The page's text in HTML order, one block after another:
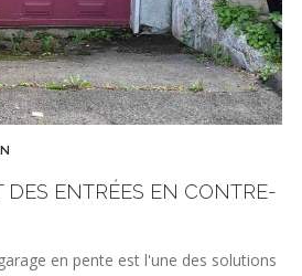
ENTRÉES EN CONTRE-
en pente est l'une des solutions